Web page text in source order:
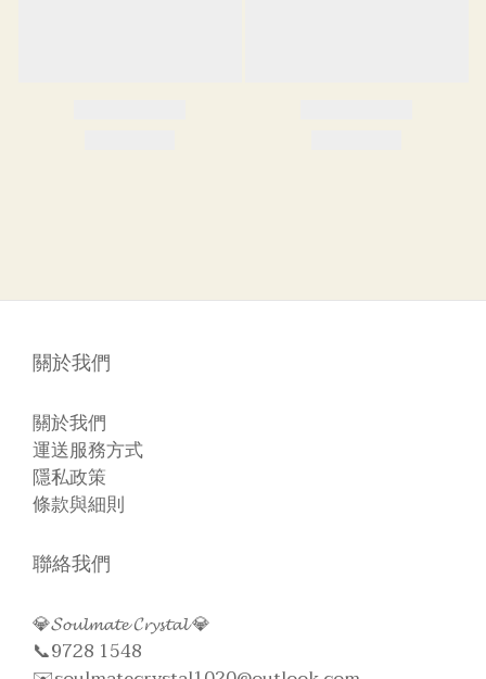
關於我們
關於我們
運送服務方式
隱私政策
條款與細則
聯絡我們
💎𝓢𝓸𝓾𝓵𝓶𝓪𝓽𝓮 𝓒𝓻𝔂𝓼𝓽𝓪𝓵 💎
📞9728 1548